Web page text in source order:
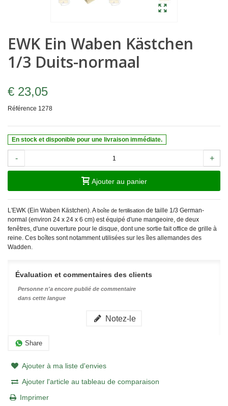
EWK Ein Waben Kästchen
1/3 Duits-normaal
€ 23,05
Référence 1278
En stock et disponible pour une livraison immédiate.
- +
Ajouter au panier
L'EWK (Ein Waben Kästchen). Aboîte de fertilisation de taille 1/3 German-
normal (environ 24 x 24 x 6 cm) est équipé d'une mangeoire, de deux
fenêtres, d'une ouverture pour le disque, dont une sortie fait office de grille à
reine. Ces boîtes sont notamment utilisées sur les îles allemandes des
Wadden.
Évaluation et commentaires des clients
Personne n'a encore publié de commentaire
dans cette langue
Notez-le
Share
Ajouter à ma liste d'envies
Ajouter l'article au tableau de comparaison
Imprimer